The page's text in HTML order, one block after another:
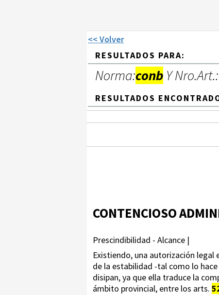
<< Volver
RESULTADOS PARA:
Norma:conb Y
RESULTADOS
CONTENCIOSO
Prescindibilidad - Alcance |
Existiendo, una autorización
de la estabilidad -tal como lo
disipan, ya que ella traduce la
ámbito provincial, entre los arts.